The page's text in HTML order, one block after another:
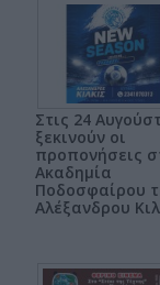
Στις 24
ξεκινούν οι
προπονήσεις
Ακαδημία
Ποδοσφαίρου
Αλέξανδρου